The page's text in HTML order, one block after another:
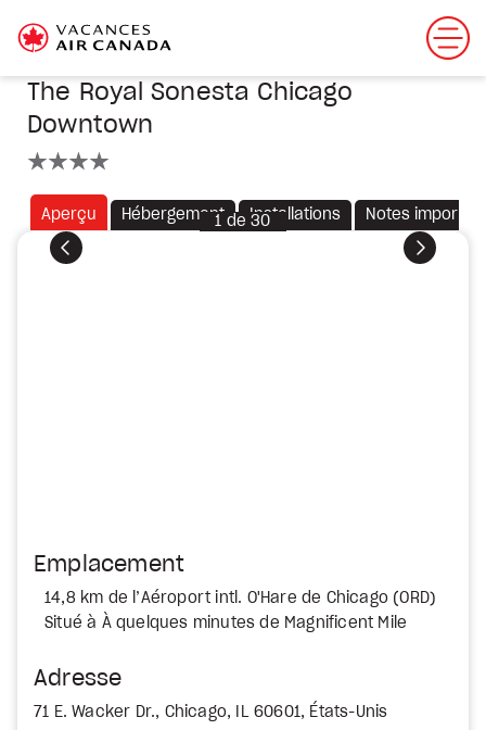
The Royal Sonesta Chicago
Downtown
Aperçu Hébergement Installations Notes
Précédent Suivant
1 de30
Emplacement
14,8 km de l’Aéroport intl. O'Hare de Chicago (ORD)
Situé à À quelques minutes de Magnificent Mile
Adresse
71 E. Wacker Dr., Chicago, IL 60601, États-Unis